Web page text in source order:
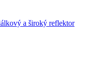
a široký reflektor